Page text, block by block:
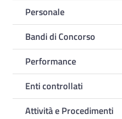
Personale
Bandi di Concorso
Performance
Enti controllati
Attività e Procedimenti